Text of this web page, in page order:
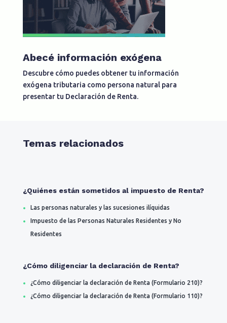
Abecé información exógena
Descubre cómo puedes obtener tu información
exógena tributaria como persona natural para
presentar tu Declaración de Renta.
Temas relacionados
¿Quiénes están sometidos al impuesto de Renta?
Las personas naturales y las sucesiones ilíquidas
Impuesto de las Personas Naturales Residentes y No
Residentes
¿Cómo diligenciar la declaración de Renta?
¿Cómo diligenciar la declaración de Renta (Formulario 210)?
¿Cómo diligenciar la declaración de Renta (Formulario 110)?